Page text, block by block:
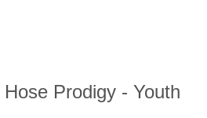
Prodigy - Youth